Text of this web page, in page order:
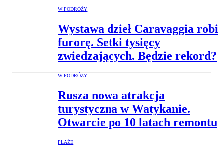
W PODRÓŻY
Wystawa dzieł Caravaggia robi
furorę. Setki tysięcy
zwiedzających. Będzie rekord?
W PODRÓŻY
Rusza nowa atrakcja
turystyczna w Watykanie.
Otwarcie po 10 latach remontu
PLAŻE